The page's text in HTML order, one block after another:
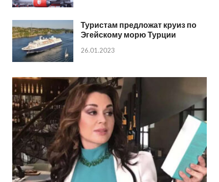
Туристам предложат круиз по
Эгейскому морю Турции
26.01.2023